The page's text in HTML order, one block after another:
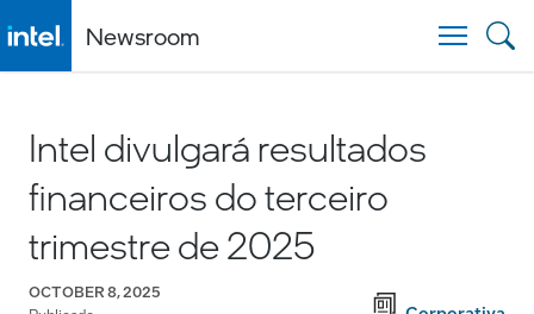
Newsroom
Intel divulgará resultados
financeiros do terceiro
trimestre de 2025
OCTOBER 8, 2025